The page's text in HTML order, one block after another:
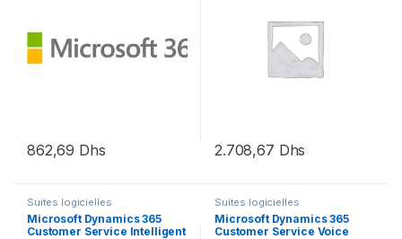
862,69 Dhs 2.708,67 Dhs
Suites logicielles
Microsoft Dynamics 365
Customer Service Intelligent
Suites logicielles
Microsoft Dynamics 365
Customer Service Voice